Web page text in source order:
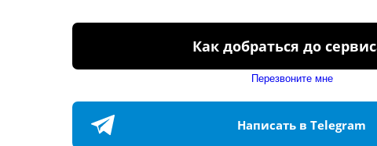
Как добраться до
Перезвоните мне
Написать в Telegram